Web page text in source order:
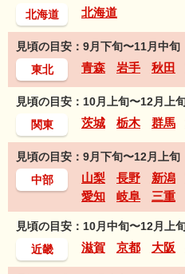
北海道
北海道
見頃の目安：9月下旬〜11月中旬
東北
青森 岩手 秋田
見頃の目安：10月上旬〜12月上
関東
茨城 栃木 群馬
見頃の目安：9月下旬〜12月上旬
中部
山梨 長野 新潟
愛知
岐阜 三重
見頃の目安：10月中旬〜12月上
近畿
滋賀 京都 大阪